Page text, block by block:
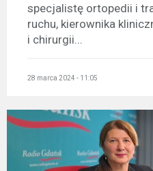
specjalistę ortopedii i
ruchu, kierownika
i chirurgii...
28 marca 2024 - 11:05